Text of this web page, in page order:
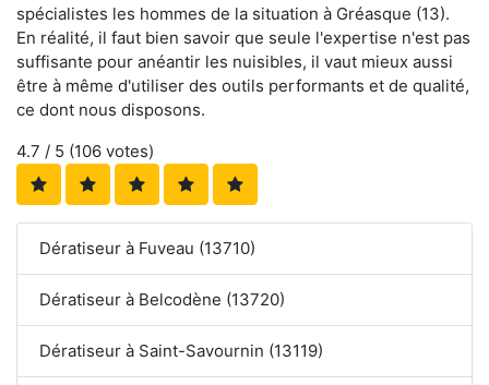
spécialistes les hommes de la situation à Gréasque (13).
En réalité, il faut bien savoir que seule l'expertise n'est pas
suffisante pour anéantir les nuisibles, il vaut mieux aussi
être à même d'utiliser des outils performants et de qualité,
ce dont nous disposons.
4.7 / 5 (106 votes)
Dératiseur à Fuveau (13710)
Dératiseur à Belcodène (13720)
Dératiseur à Saint-Savournin (13119)